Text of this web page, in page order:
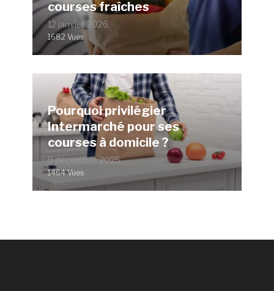
courses fraîches
12 janvier 2026
1682 Vues
Pourquoi privilégier
Intermarché pour ses
courses à domicile ?
9 décembre 2025
1464 Vues